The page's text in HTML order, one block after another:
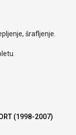
šrafljenje.
(1998-2007)